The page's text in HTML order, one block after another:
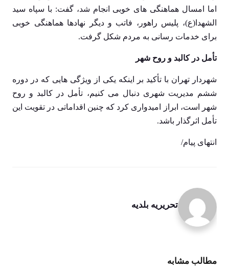
اما امسال هماهنگی های خوبی انجام شد، گفت: با سپاه سید
الشهدا(ع)، پلیس راهور، فاتب و دیگر نهادها هماهنگی خوبی
برای خدمات رسانی به مردم شکل گرفت.
تأمل در کالبد و روح شهر
شهردار تهران با تأکید بر اینکه یکی از ویژگی هایی که در دوره
ششم مدیریت شهری دنبال می کنیم، تأمل در کالبد و روح
شهر است، ابراز امیدواری کرد که چنین اقداماتی در تقویت این
تأمل اثرگذار باشد.
انتهای پیام/
تحریریه بلدیه
مطالب مشابه